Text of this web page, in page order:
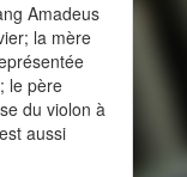
Amadeus
la mère
le père
du violon à
aussi